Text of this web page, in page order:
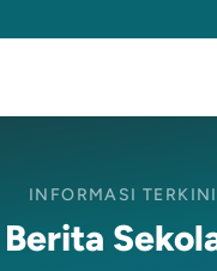
INFORMASI TERKINI
Berita